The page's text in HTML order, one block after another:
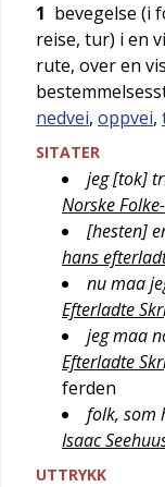
1 bevegelse (i
reise, tur) i en
rute, over en
nedvei, oppvei,
SITATER
jeg [tok]
Norske
[hesten]
hans
nu maa
Efterladte
jeg maa
Efterladte
ferden
folk, som
Isaac
UTTRYKK